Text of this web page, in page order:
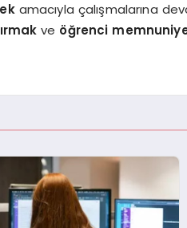
amacıyla çalışmalarına
ve öğrenci